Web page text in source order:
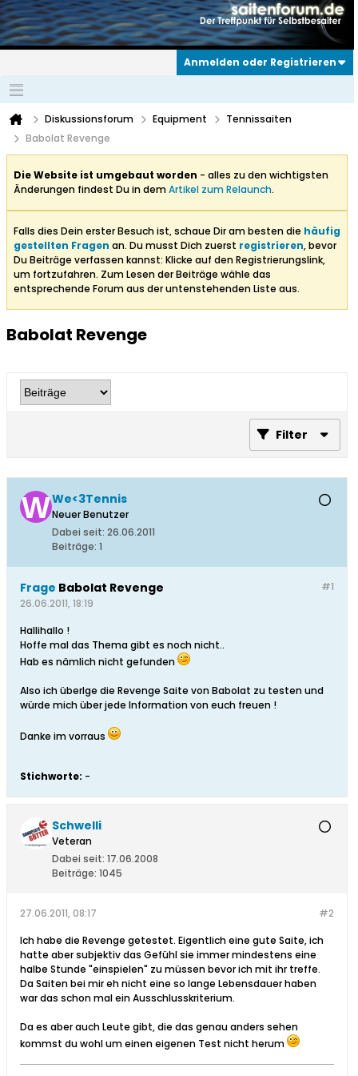
Anmelden oder Registrieren
Diskussionsforum Equipment
Tennissaiten
Babolat Revenge
Die Website ist umgebaut worden - alles zu den wichtigsten
Änderungen findest Du in demArtikel zum Relaunch.
Falls dies Dein erster Besuch ist, schaue Dir am besten die häufig
gestellten Fragen an. Du musst Dich zuerst registrieren, bevor
Du Beiträge verfassen kannst: Klicke auf den Registrierungslink,
um fortzufahren. Zum Lesen der Beiträge wähle das
entsprechende Forum aus der untenstehenden Liste aus.
Babolat Revenge
Filter
We<3Tennis
Neuer Benutzer
Dabei seit: 26.06.2011
Beiträge: 1
#1
Frage Babolat Revenge
26.06.2011, 18:19
Hallihallo !
Hoffe mal das Thema gibt es noch nicht..
Hab es nämlich nicht gefunden
Also ich überlge die Revenge Saite von Babolat zu testen und
würde mich über jede Information von euch freuen !
Danke im vorraus
Stichworte: -
Schwelli
Veteran
Dabei seit: 17.06.2008
Beiträge: 1045
#2
27.06.2011, 08:17
Ich habe die Revenge getestet. Eigentlich eine gute Saite, ich
hatte aber subjektiv das Gefühl sie immer mindestens eine
halbe Stunde "einspielen" zu müssen bevor ich mit ihr treffe.
Da Saiten bei mir eh nicht eine so lange Lebensdauer haben
war das schon mal ein Ausschlusskriterium.
Da es aber auch Leute gibt, die das genau anders sehen
kommst du wohl um einen eigenen Test nicht herum